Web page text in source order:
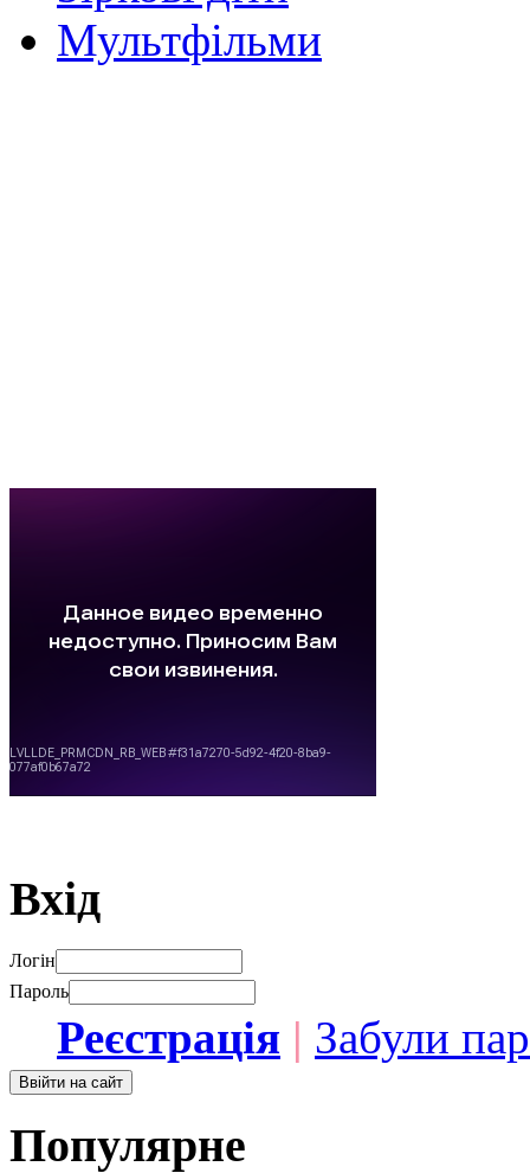
Мультфільми
Вхід
Логін
Пароль
Реєстрація | Забули
Популярне